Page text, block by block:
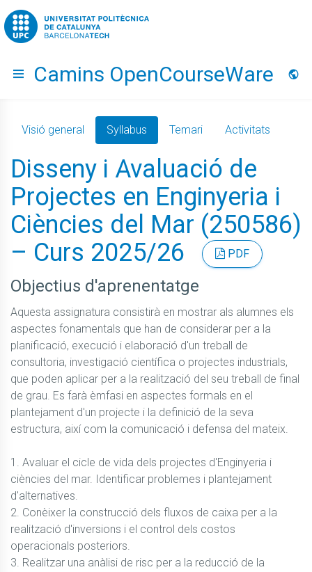
Go to upc.edu
Hide menu
Camins OpenCourseWare
Visió general Syllabus Temari Activitats
Disseny i Avaluació de
Projectes en Enginyeria i
Ciències del Mar (250586)
– Curs 2025/26
PDF
Objectius d'aprenentatge
Aquesta assignatura consistirà en mostrar als alumnes els
aspectes fonamentals que han de considerar per a la
planificació, execució i elaboració d'un treball de
consultoria, investigació científica o projectes industrials,
que poden aplicar per a la realització del seu treball de final
de grau. Es farà èmfasi en aspectes formals en el
plantejament d'un projecte i la definició de la seva
estructura, així com la comunicació i defensa del mateix.
1. Avaluar el cicle de vida dels projectes d'Enginyeria i
ciències del mar. Identificar problemes i plantejament
d'alternatives.
2. Conèixer la construcció dels fluxos de caixa per a la
realització d'inversions i el control dels costos
operacionals posteriors.
3. Realitzar una anàlisi de risc per a la reducció de la